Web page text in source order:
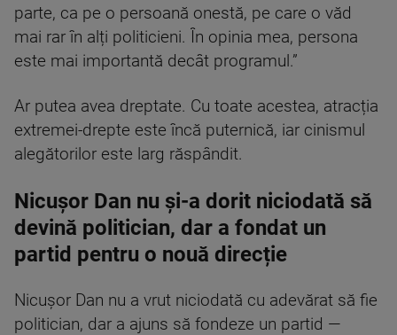
parte, ca pe o persoană onestă, pe care o văd
mai rar în alți politicieni. În opinia mea, persona
este mai importantă decât programul.”
Ar putea avea dreptate. Cu toate acestea, atracția
extremei-drepte este încă puternică, iar cinismul
alegătorilor este larg răspândit.
Nicușor Dan nu și-a dorit niciodată să
devină politician, dar a fondat un
partid pentru o nouă direcție
Nicușor Dan nu a vrut niciodată cu adevărat să fie
politician, dar a ajuns să fondeze un partid —